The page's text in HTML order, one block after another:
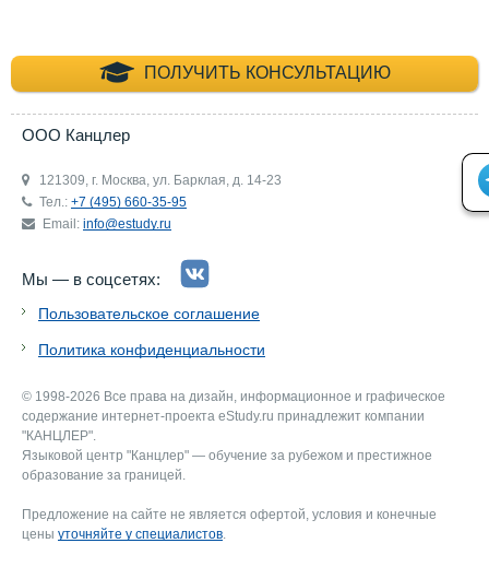
ПОЛУЧИТЬ КОНСУЛЬТАЦИЮ
+7 (495) 660-35-
ООО Канцлер
121309, г. Москва, ул. Барклая, д. 14-23
Тел.: +7 (495) 660-35-95
Email: info@estudy.ru
Мы — в соцсетях:
Пользовательское соглашение
Политика конфиденциальности
© 1998-2026 Все права на дизайн, информационное и графическое
содержание интернет-проекта eStudy.ru принадлежит компании
"КАНЦЛЕР".
Языковой центр "Канцлер" — обучение за рубежом и престижное
образование за границей.
Предложение на сайте не является офертой, условия и конечные
цены уточняйте у специалистов.